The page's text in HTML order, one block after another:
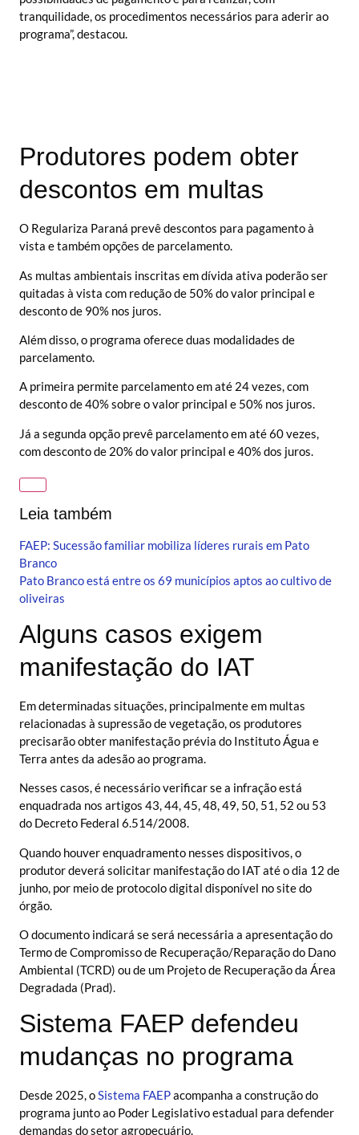
tranquilidade, os procedimentos necessários para aderir ao
programa”, destacou.
Produtores podem obter
descontos em multas
O Regulariza Paraná prevê descontos para pagamento à
vista e também opções de parcelamento.
As multas ambientais inscritas em dívida ativa poderão ser
quitadas à vista com redução de 50% do valor principal e
desconto de 90% nos juros.
Além disso, o programa oferece duas modalidades de
parcelamento.
A primeira permite parcelamento em até 24 vezes, com
desconto de 40% sobre o valor principal e 50% nos juros.
Já a segunda opção prevê parcelamento em até 60 vezes,
com desconto de 20% do valor principal e 40% dos juros.
Leia também
FAEP: Sucessão familiar mobiliza líderes rurais em Pato
Branco
Pato Branco está entre os 69 municípios aptos ao cultivo de
oliveiras
Alguns casos exigem
manifestação do IAT
Em determinadas situações, principalmente em multas
relacionadas à supressão de vegetação, os produtores
precisarão obter manifestação prévia do Instituto Água e
Terra antes da adesão ao programa.
Nesses casos, é necessário verificar se a infração está
enquadrada nos artigos 43, 44, 45, 48, 49, 50, 51, 52 ou 53
do Decreto Federal 6.514/2008.
Quando houver enquadramento nesses dispositivos, o
produtor deverá solicitar manifestação do IAT até o dia 12 de
junho, por meio de protocolo digital disponível no site do
órgão.
O documento indicará se será necessária a apresentação do
Termo de Compromisso de Recuperação/Reparação do Dano
Ambiental (TCRD) ou de um Projeto de Recuperação da Área
Degradada (Prad).
Sistema FAEP defendeu
mudanças no programa
Desde 2025, oSistema FAEPacompanha a construção do
programa junto ao Poder Legislativo estadual para defender
demandas do setor agropecuário.